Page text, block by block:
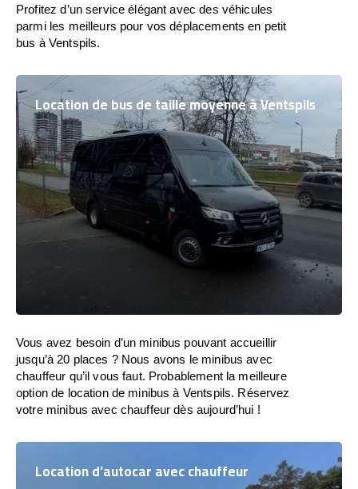
Profitez d’un service élégant avec des véhicules
parmi les meilleurs pour vos déplacements en petit
bus à Ventspils.
Location de bus de taille moyenne à Ventspils
Vous avez besoin d’un minibus pouvant accueillir
jusqu’à 20 places ? Nous avons le minibus avec
chauffeur qu’il vous faut. Probablement la meilleure
option de location de minibus à Ventspils. Réservez
votre minibus avec chauffeur dès aujourd’hui !
Location d’autocar avec chauffeur